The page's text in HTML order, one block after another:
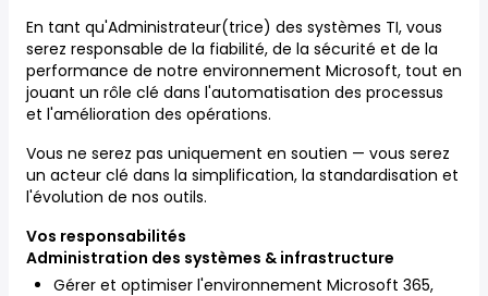
En tant qu'Administrateur(trice) des systèmes TI, vous
serez responsable de la fiabilité, de la sécurité et de la
performance de notre environnement Microsoft, tout en
jouant un rôle clé dans l'automatisation des processus
et l'amélioration des opérations.
Vous ne serez pas uniquement en soutien — vous serez
un acteur clé dans la simplification, la standardisation et
l'évolution de nos outils.
Vos responsabilités
Administration des systèmes & infrastructure
Gérer et optimiser l'environnement Microsoft 365,